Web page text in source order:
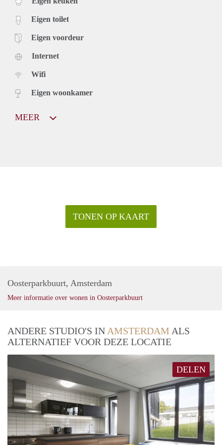
Eigen toilet
Eigen voordeur
Internet
Wifi
Eigen woonkamer
MEER
TONEN OP KAART
Oosterparkbuurt, Amsterdam
Meer informatie over wonen in Oosterparkbuurt
ANDERE STUDIO'S IN AMSTERDAM ALS
ALTERNATIEF VOOR DEZE LOCATIE
DELEN